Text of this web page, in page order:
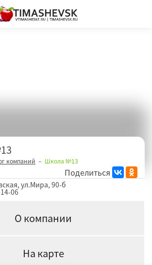
компаний Школа №13
Поделиться
ул.Мира, 90-б
06
О компании
На карте